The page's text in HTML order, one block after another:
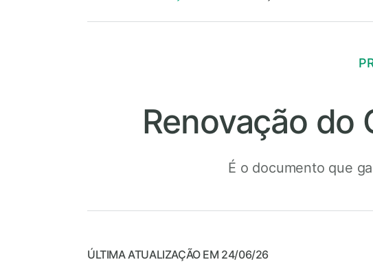
Renovação do
É o documento que
ÚLTIMA ATUALIZAÇÃO EM 24/06/26